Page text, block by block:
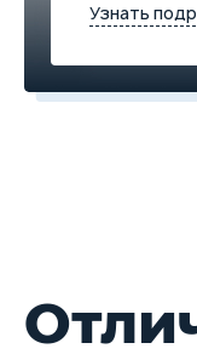
Узнать